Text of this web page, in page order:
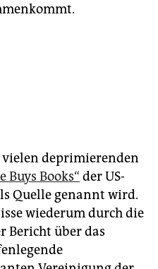
vielen deprimierenden
Buys Books“ der US-
Quelle genannt wird.
wiederum durch die
Bericht über das